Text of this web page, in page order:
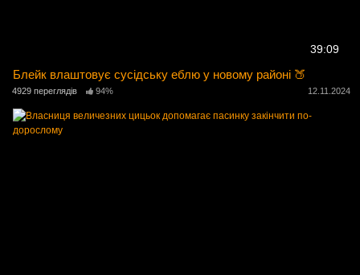
39:09
Блейк влаштовує сусідську еблю у новому районі 🍑
4929 переглядів 94% 12.11.2024